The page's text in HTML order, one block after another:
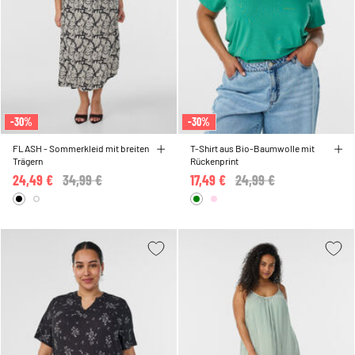
-30%
FLASH - Sommerkleid mit breiten
Trägern
Price reduced from
34,99 €
24,49 €
-30%
T-Shirt aus Bio-Baumwolle mit
Rückenprint
Price reduced from
24,99 €
17,49 €